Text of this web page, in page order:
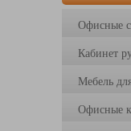
Офисные
Кабинет
Мебель
Офисные